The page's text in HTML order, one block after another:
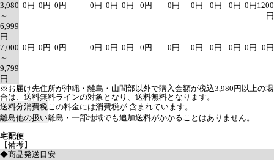
3,980
～
6,999
円
0円 0円 0円 0円 0円 0円 0円 0円 0円 0円 0円 0円 1200
円
7,000
～
9,799
円
0円 0円 0円 0円 0円 0円 0円 0円 0円 0円 0円 0円 0円
※お届け先住所が沖縄・離島・山間部以外で購入金額が税込3,980円以上の場
合は、送料無料ラインの対象となり、送料無料となります。
送料分消費税この料金には消費税が 含まれています。
離島他の扱い離島・一部地域でも追加送料がかかることはありません。
宅配便
【備考】
◆商品発送目安